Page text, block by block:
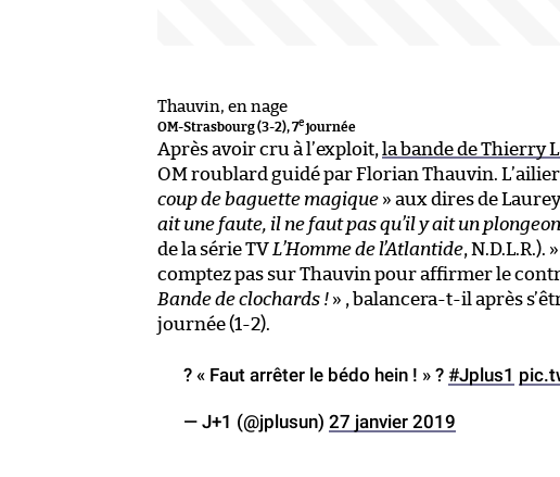
Thauvin, en nage
OM-Strasbourg (3-2), 7e journée
Après avoir cru à l’exploit, la bande de Thierry
OM roublard guidé par Florian Thauvin.
coup de baguette magique » aux dires de
ait une faute, il ne faut pas qu’il y ait un
de la série TV L’Homme de l’Atlantide, N.D.L.R.).
comptez pas sur Thauvin pour affirmer le
Bande de clochards ! » , balancera-t-il après
journée (1-2).
? « Faut arrêter le bédo hein ! » ? #Jplus1
— J+1 (@jplusun) 27 janvier 2019